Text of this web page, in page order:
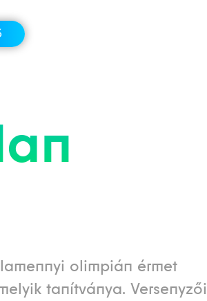
olimpián érmet
tanítványa. Versenyzői